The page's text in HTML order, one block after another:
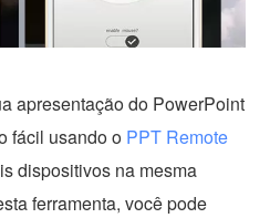
apresentação do PowerPoint
fácil usando o PPT Remote
dispositivos na mesma
ferramenta, você pode